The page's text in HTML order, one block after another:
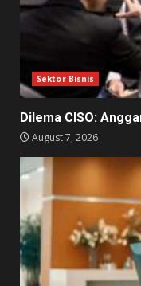
Sektor Bisnis
Dilema CISO:
August 7, 2026